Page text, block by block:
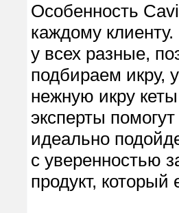
Особенность
каждому
у всех разные,
подбираем икру,
нежную икру
эксперты
идеально
с уверенностью
продукт, который